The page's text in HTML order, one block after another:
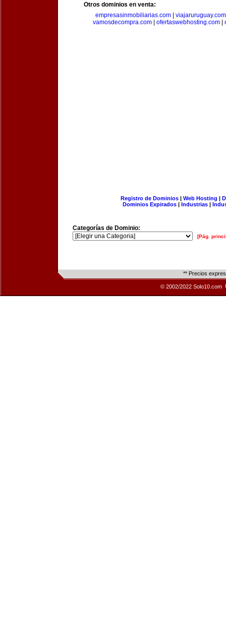
Otros dominios en venta:
empresasinmobiliarias.com
viajaruruguay.com
vamosdecompra.com| ofertaswebhosting.com|
Registro de Dominios| Web Hosting |
Dominios Expirados | Industrias |
Categorías de Dominio:
[Pág.
** Precios
© 2002/2022 Solo10.com